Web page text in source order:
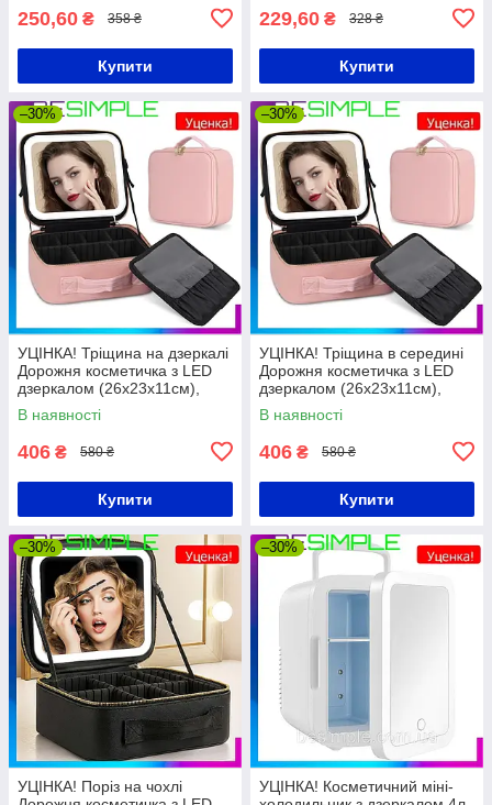
250,60 ₴ 358 ₴
Купити
229,60 ₴ 328 ₴
Купити
–30%
УЦІНКА! Тріщина на дзеркалі
Дорожня косметичка з LED
дзеркалом (26х23х11см),
Рожева / Органайзер валіза
для косметики
В наявності
406 ₴ 580 ₴
Купити
–30%
УЦІНКА! Тріщина в середині
Дорожня косметичка з LED
дзеркалом (26х23х11см),
Рожева / Органайзер валіза
для косметики
В наявності
406 ₴ 580 ₴
Купити
–30%
УЦІНКА! Поріз на чохлі
–30%
УЦІНКА! Косметичний міні-